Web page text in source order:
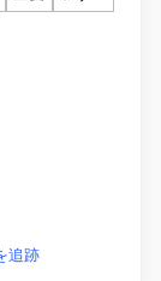
追跡